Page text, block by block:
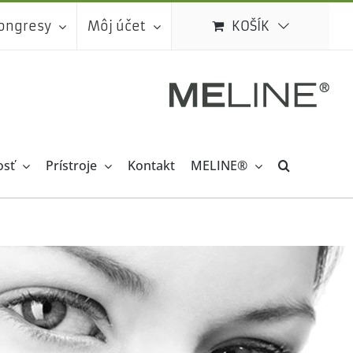
Môj účet KOŠÍK
Prístroje Kontakt MELINE®